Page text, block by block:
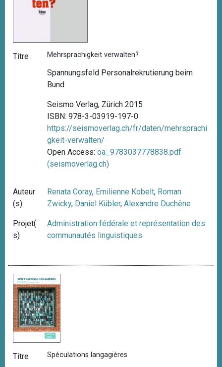
Titre Mehrsprachigkeit verwalten?
Spannungsfeld Personalrekrutierung beim
Bund
Seismo Verlag, Zürich 2015
ISBN: 978-3-03919-197-0
https://seismoverlag.ch/fr/daten/mehrsprachi
gkeit-verwalten/
Open Access:oa_9783037778838.pdf
(seismoverlag.ch)
Auteur
(s)
Renata Coray, Emilienne Kobelt, Roman
Zwicky, Daniel Kübler,Alexandre Duchêne
Projet(
s)
Administration fédérale et représentation des
communautés linguistiques
Titre Spéculations langagières